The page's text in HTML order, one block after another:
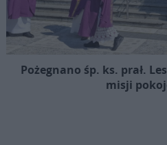
Pożegnano śp. ks. prał.
misji